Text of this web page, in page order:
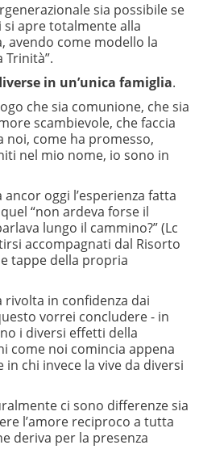
sia possibile se
si apre totalmente alla
avendo come modello la
Trinità”.
in un’unica famiglia.
che sia comunione, che sia
scambievole, che faccia
noi, come ha promesso,
nel mio nome, io sono in
oggi l’esperienza fatta
“non ardeva forse il
lungo il cammino?” (Lc
accompagnati dal Risorto
tappe della propria
in confidenza dai
vorrei concludere - in
i diversi effetti della
come noi comincia appena
chi invece la vive da diversi
ci sono differenze sia
l’amore reciproco a tutta
deriva per la presenza